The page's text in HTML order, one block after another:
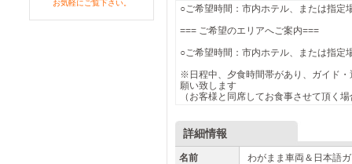
お気軽にご覧下さい。
○ご希望時間：市内ホテル、または指定
=== ご希望のエリアへご案内===
○ご希望時間：市内ホテル、または指定
※日程中、夕食時間帯があり、ガイド
願い致します
（お客様と同席してお食事させて頂く
詳細情報
名前 わがまま車両＆日本語